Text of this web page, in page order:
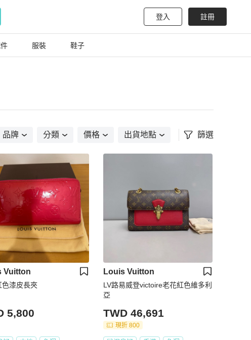
登入 註冊
服裝 鞋子
品牌 分類 價格 出貨地點 篩選
Vuitton
色漆皮長夾
5,800
Louis Vuitton
LV路易威登victoire老花紅色維多利
亞
TWD 46,691
現折 800